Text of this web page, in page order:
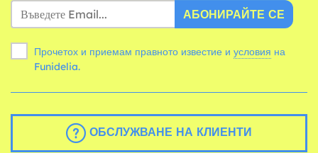
АБОНИРАЙТЕ СЕ
Прочетох и приемам правното известие и условия
Funidelia.
ОБСЛУЖВАНЕ НА КЛИЕНТИ